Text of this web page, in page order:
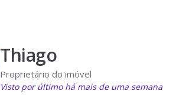
Thiago
Proprietário do imóvel
Visto por último há mais de uma semana